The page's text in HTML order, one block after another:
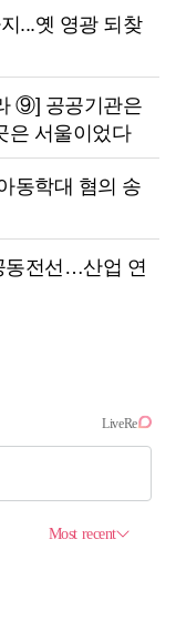
...옛 영광 되찾
⑨] 공공기관은
은 서울이었다
동학대 혐의 송
동전선…산업 연